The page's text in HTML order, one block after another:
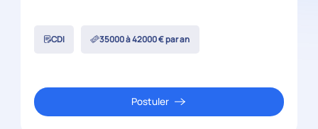
CDI 35000 à 42000 € par an
Postuler